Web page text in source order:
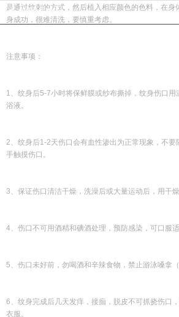
地图导航
是通过纹刺的方式，然后植入相应颜色的色料，在身
身成功，很难清洗，要慎重考虑。
注意事项：
1、纹身后5-7小时将保鲜膜或纱布撕掉，纹身伤口用
浴液。
2、纹身后1-2天伤口会有血性渗出为正常现象，不要
手触摸伤口。
3、保证伤口清洁干燥，洗澡后或大量运动后，用干
4、伤口不可用酒精和碘酒处理，预防感染，可口服适
5、伤口未好前，勿喝酒和辛辣食物，禁止游泳嗓拿（
6、纹身完成后几天发痒，接痂，脱皮不可抓挠伤口
衣服。